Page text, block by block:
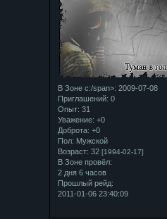
В Зоне с:/span>: 2009-07-08
Приглашений: 0
Опыт: 31
Уважение: +0
Доброта: +0
Пол: Мужской
Возраст: 32 [1994-02-17]
В Зоне провёл:
2 дня 6 часов
Прошлый рейд:
2011-01-06 23:40:09